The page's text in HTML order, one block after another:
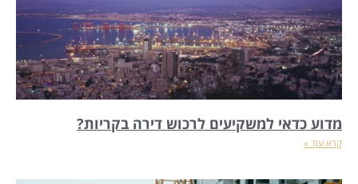
מדוע כדאי למשקיעים לרכוש דירה בקריות?
קרא עוד »